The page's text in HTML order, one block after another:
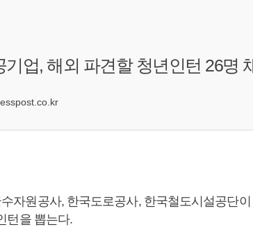
업, 해외 파견할 청년인턴 26명
자원공사, 한국도로공사, 한국철도시설공단이
턴을 뽑는다.